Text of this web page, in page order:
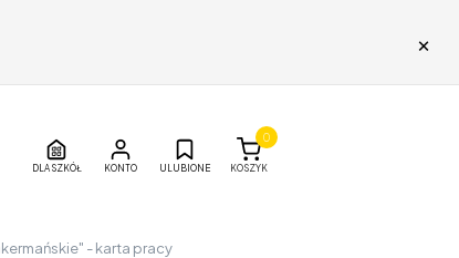
×
DLA SZKÓŁ ULUBIONE KOSZYK
0
- karta pracy